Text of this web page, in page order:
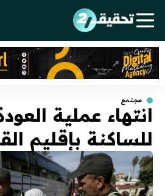
مجتمع
انتهاء عملية
للساكنة بإقليم